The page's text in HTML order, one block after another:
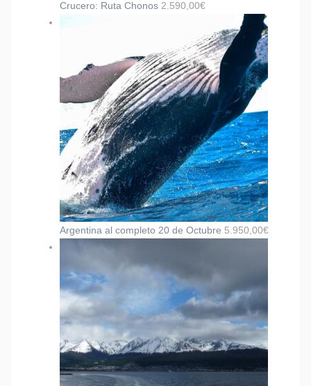
Crucero: Ruta Chonos 2.590,00€
Argentina al completo 20 de Octubre 5.950,00€